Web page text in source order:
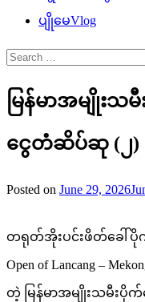
ပျိုမေVlog
Search
for:
မြန်မာအမျိုးသ
ငွေတံဆိပ်ဆု (၂)
Posted on June 29, 2026
တရုတ်အိုးပင်းဖိတ်ခေါ်ပိုက်ကျ
Open of Lancang –
တဲ့ မြန်မာအမျိုးသမီးပို